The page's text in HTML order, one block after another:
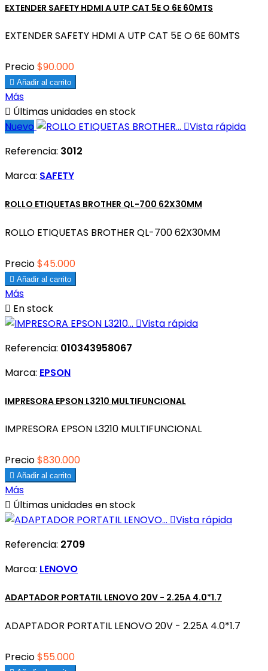
EXTENDER SAFETY HDMI A UTP CAT 5E O 6E 60MTS
EXTENDER SAFETY HDMI A UTP CAT 5E O 6E 60MTS
Precio$90.000
 Añadir al carrito
Más
 Últimas unidades en stock
Nuevo
Vista rápida
Referencia: 3012
Marca: SAFETY
ROLLO ETIQUETAS BROTHER QL-700 62X30MM
ROLLO ETIQUETAS BROTHER QL-700 62X30MM
Precio$45.000
 Añadir al carrito
Más
 En stock
Vista rápida
Referencia: 010343958067
Marca: EPSON
IMPRESORA EPSON L3210 MULTIFUNCIONAL
IMPRESORA EPSON L3210 MULTIFUNCIONAL
Precio$830.000
 Añadir al carrito
Más
 Últimas unidades en stock
Vista rápida
Referencia: 2709
Marca: LENOVO
ADAPTADOR PORTATIL LENOVO 20V - 2.25A 4.0*1.7
ADAPTADOR PORTATIL LENOVO 20V - 2.25A 4.0*1.7
Precio$55.000